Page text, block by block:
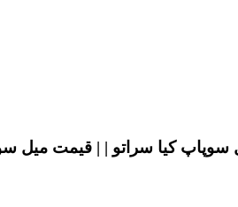
کیا سراتو | | قیمت میل